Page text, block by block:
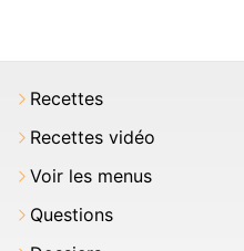
Recettes
Recettes vidéo
Voir les menus
Questions